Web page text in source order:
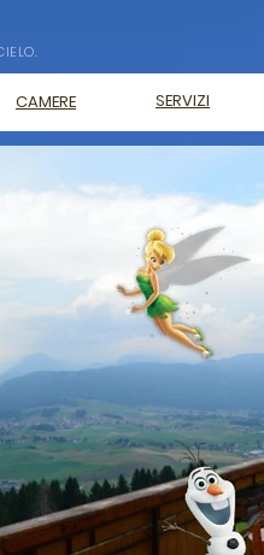
CAMERE SERVIZI